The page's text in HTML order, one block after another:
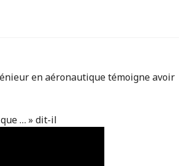
en aéronautique témoigne avoir
… » dit-il